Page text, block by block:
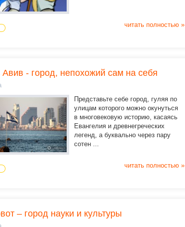
читать полностью »
Авив - город, непохожий сам на себя
Представьте себе город, гуляя по
улицам которого можно окунуться
в многовековую историю, касаясь
Евангелия и древнегреческих
легенд, а буквально через пару
сотен ...
читать полностью »
– город науки и культуры